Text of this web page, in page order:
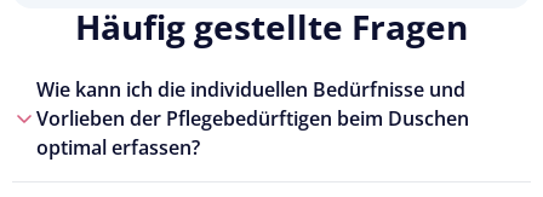
Häufig gestellte Fragen
Wie kann ich die individuellen Bedürfnisse und
Vorlieben der Pflegebedürftigen beim Duschen
optimal erfassen?